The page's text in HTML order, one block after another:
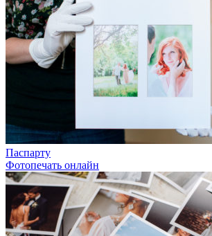
Паспарту
Фотопечать онлайн